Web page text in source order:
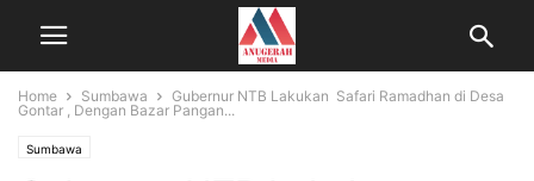
Home Sumbawa
Gubernur NTB Lakukan Safari Ramadhan di Desa
Gontar , Dengan Bazar Pangan...
Sumbawa